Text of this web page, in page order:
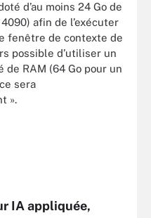
d’au moins 24 Go de
afin de l’exécuter
fenêtre de contexte de
possible d’utiliser un
RAM (64 Go pour un
sera
».
IA appliquée,